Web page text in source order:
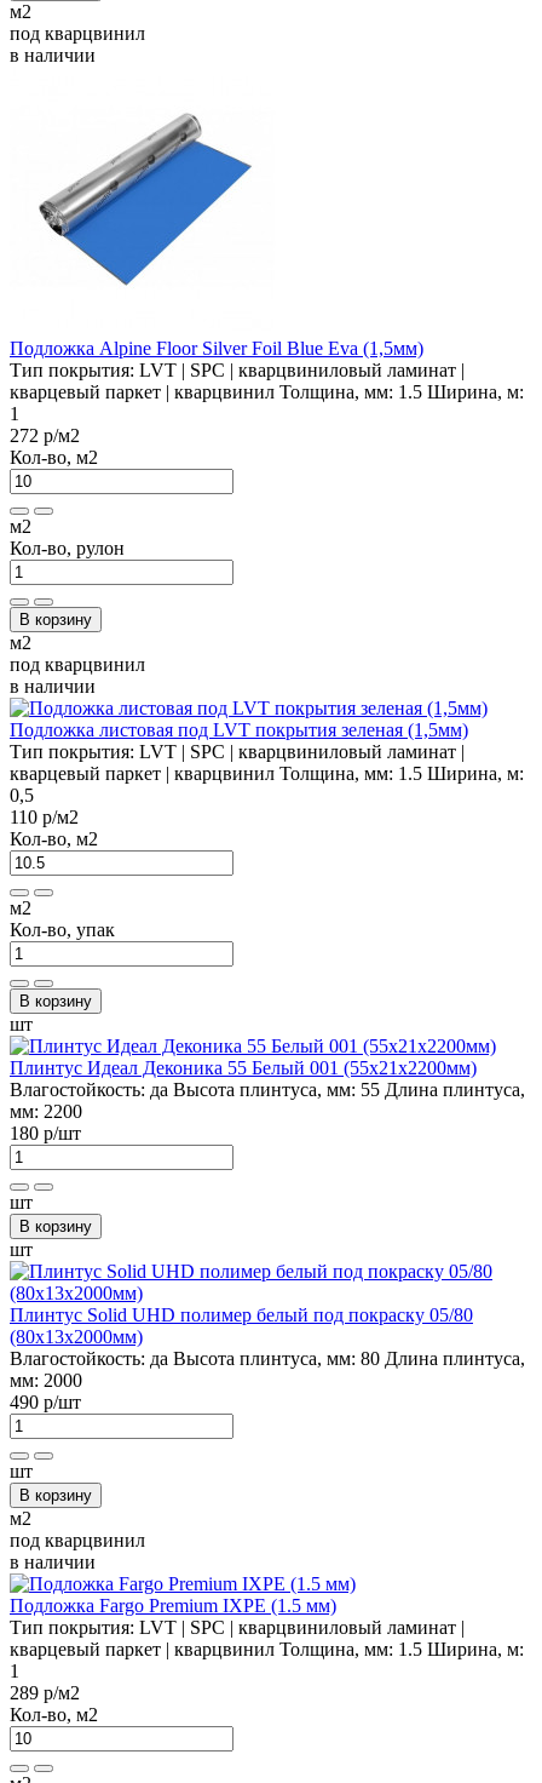
м2
под кварцвинил
в наличии
Подложка Alpine Floor Silver Foil Blue Eva (1,5мм)
Тип покрытия: LVT | SPC | кварцвиниловый ламинат |
кварцевый паркет | кварцвинил Толщина, мм: 1.5 Ширина, м:
1
272 р/м2
Кол-во, м2
м2
Кол-во, рулон
В корзину
м2
под кварцвинил
в наличии
Подложка листовая под LVT покрытия зеленая (1,5мм)
Тип покрытия: LVT | SPC | кварцвиниловый ламинат |
кварцевый паркет | кварцвинил Толщина, мм: 1.5 Ширина, м:
0,5
110 р/м2
Кол-во, м2
м2
Кол-во, упак
В корзину
шт
Плинтус Идеал Деконика 55 Белый 001 (55х21х2200мм)
Влагостойкость: да Высота плинтуса, мм: 55 Длина плинтуса,
мм: 2200
180 р/шт
шт
В корзину
шт
Плинтус Solid UHD полимер белый под покраску 05/80
(80х13х2000мм)
Влагостойкость: да Высота плинтуса, мм: 80 Длина плинтуса,
мм: 2000
490 р/шт
шт
В корзину
м2
под кварцвинил
в наличии
Подложка Fargo Premium IXPE (1.5 мм)
Тип покрытия: LVT | SPC | кварцвиниловый ламинат |
кварцевый паркет | кварцвинил Толщина, мм: 1.5 Ширина, м:
1
289 р/м2
Кол-во, м2